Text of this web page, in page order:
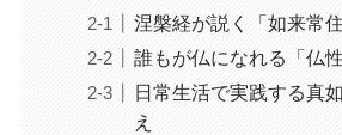
涅槃経が説く「如来常
誰もが仏になれる「仏
日常生活で実践する真
え